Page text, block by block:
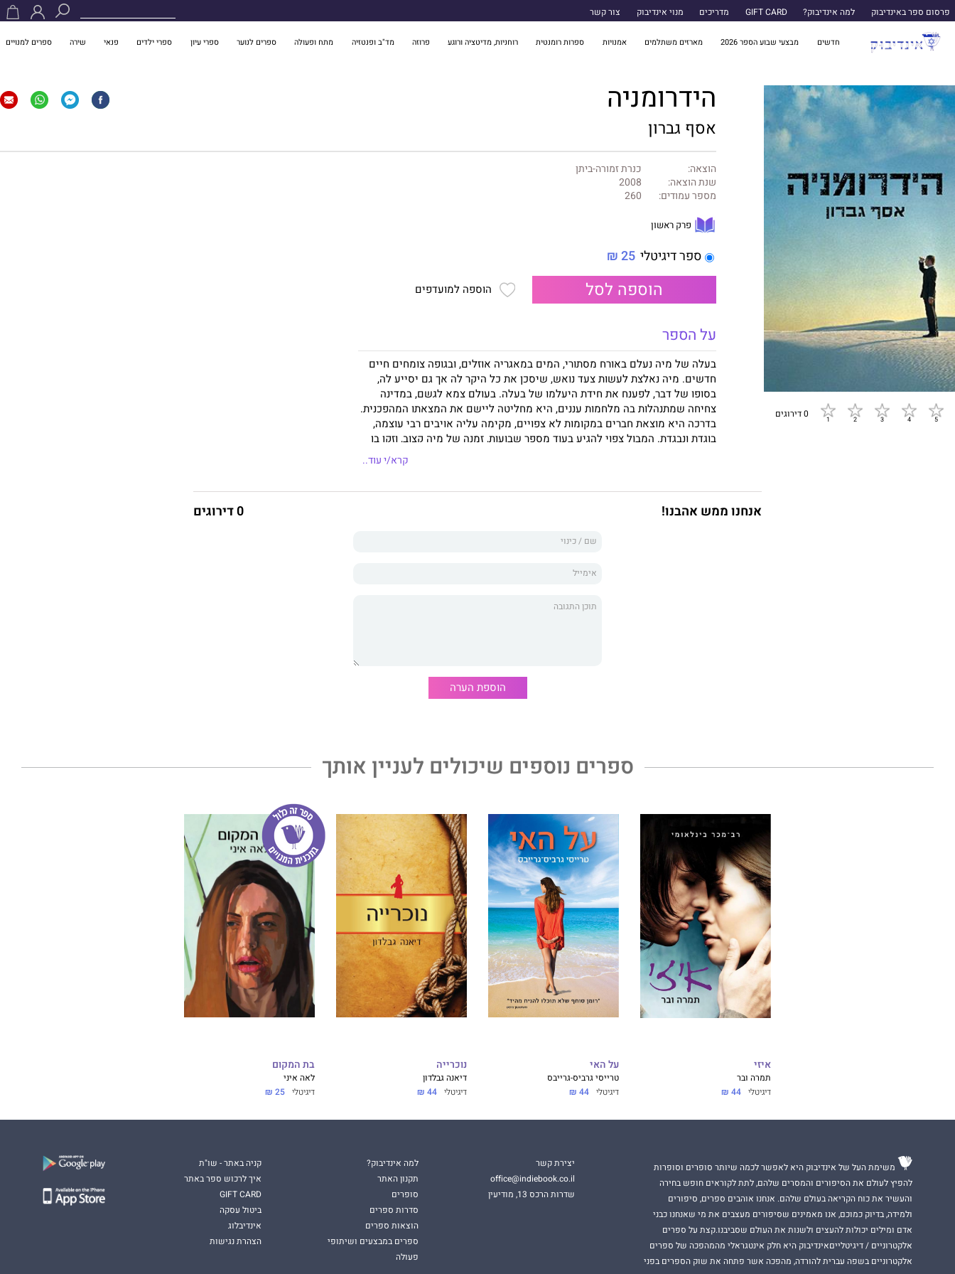
פרסום ספר באינדיבוק למה אינדיבוק? GIFT CARD מדריכים מנוי אינדיבוק צור קשר
חדשים מבצעי שבוע הספר 2026 מארזים משתלמים אמנויות ספרות רומנטית רוחניות, מדיטציה ורוגע פרוזה מד"ב ופנטזיה מתח ופעולה ספרים לנוער ספרי עיון ספרי ילדים פנאי שירה ספרים למנויים
0 דירוגים
הידרומניה
אסף גברון
הוצאה:
כנרת זמורה-ביתן
שנת הוצאה:
2008
מספר עמודים:
260
פרק ראשון
ספר דיגיטלי 25 ₪
הוספה לסל הוספה למועדפים
על הספר
בעלה של מיה נעלם באורח מסתורי, המים במאגריה אוזלים, ובגופה צומחים חיים
חדשים. מיה נאלצת לעשות צעד נואש, שיסכן את כל היקר לה אך גם יסייע לה,
בסופו של דבר, לפענח את חידת היעלמו של בעלה. בעולם צמא לגשם, במדינה
צחיחה שמתנהלות בה מלחמות עננים, היא מחליטה ליישם את המצאתו המהפכנית.
בדרכה היא מוצאת חברים במקומות לא צפויים, מקימה עליה אויבים רבי עוצמה,
בוגדת ונבגדת. המבול צפוי להגיע בעוד מספר שבועות, זמנה של מיה קצוב, וזקן בן
ייקח אתכם למסע מסחרר
בישראל של עוד מעט, בעתיד הלא רחוק, ישראל כפי שהיא עלולה להיות, האורבת
חברתית, סביבתית ופוליטית. בלשון שהיא בו בעת עכשווית וחדשנית, רבת המצאה
קרא/י עוד..
אנחנו ממש אהבנו! 0 דירוגים
הוספת הערה
ספרים נוספים שיכולים לעניין אותך
איזי
תמרה ובר
דיגיטלי 44 ₪
על האי
טרייסי גרביס-גרייבס
דיגיטלי 44 ₪
נוכרייה
דיאנה גבלדון
דיגיטלי 44 ₪
בת המקום
לאה איני
דיגיטלי 25 ₪
משימת העל של אינדיבוק היא לאפשר לכמה שיותר סופרים וסופרות
להפיץ לעולם את הסיפורים והמסרים שלהם, לתת לקוראים חופש בחירה
והעשיר את כוח הקריאה בעולם שלהם. אנחנו אוהבים ספרים, סיפורים
ולמידה, בדיוק כמוכם, אנו מאמינים שסיפורים מעצבים את מי שאנחנו כבני
אדם ומילים יכולות להעצים ולשנות את העולם שסביבנו.קצת על ספרים
אלקטרוניים / דיגיטלייםאינדיבוק היא חלק אינטגראלי מהמהפכה של ספרים
אלקטרוניים בשפה עברית להורדה, מהפכה אשר פתחה את שוק הספרים בפני
יצירת קשר
office@indiebook.co.il
שדרות הרכס 13, מודיעין
למה אינדיבוק?
תקנון האתר
סופרים
סדרות ספרים
הוצאות ספרים
ספרים במבצעים ושיתופי
פעולה
קניה באתר - שו"ת
איך לרכוש ספר באתר
GIFT CARD
ביטול עסקה
אינדיבלוג
הצהרת נגישות